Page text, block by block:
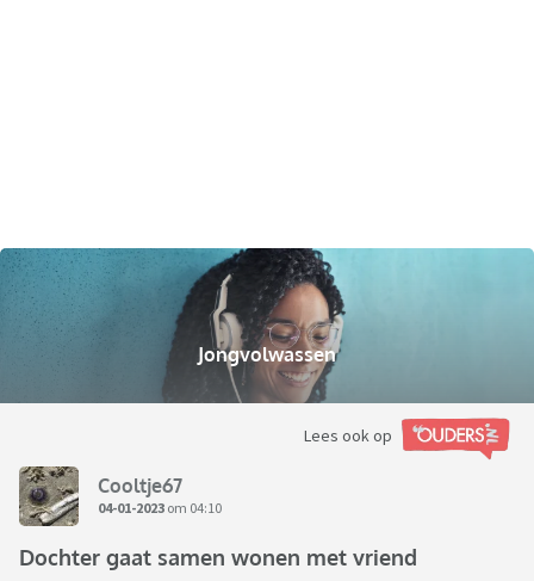
Jongvolwassen
Lees ook op
Cooltje67
04-01-2023 om 04:10
Dochter gaat samen wonen met vriend